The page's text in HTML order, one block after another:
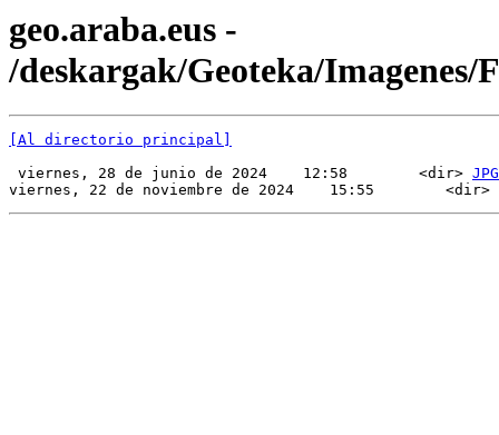
geo.araba.eus -
/deskargak/Geoteka/Imagenes/
[Al directorio principal]
viernes, 28 de junio de 2024    12:58        <dir> JPG
viernes, 22 de noviembre de 2024    15:55        <dir>